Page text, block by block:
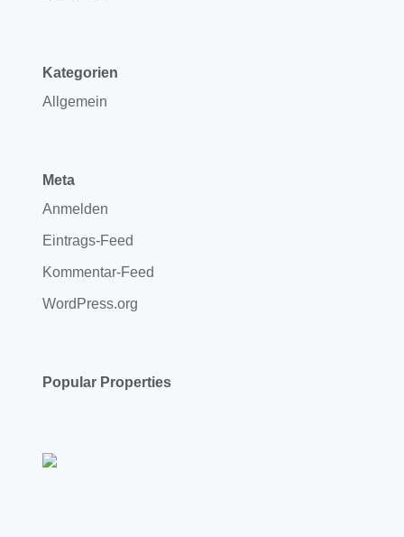
Kategorien
Allgemein
Meta
Anmelden
Eintrags-Feed
Kommentar-Feed
WordPress.org
Popular Properties